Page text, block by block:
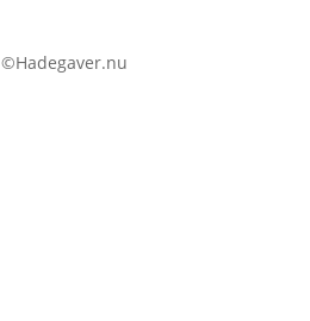
©Hadegaver.nu